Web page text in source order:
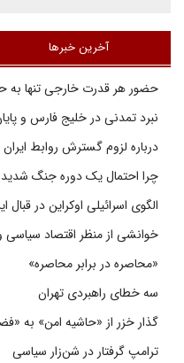
آخرین خبرها
حضور هر قدرت خارجی تنها به
نبرد تمدنی در خلیج فارس و
درباره لزوم گسترش روابط
چرا احتمال یک دوره جنگ شدید
الگوی اسرائیلی اوکراین در قبال
خوانشی از منظر اقتصاد سیاسی
«محاصره در برابر محاصره»
سه خطای راهبردی تهران
گذار خزر از «حاشیه امن» به
ترامپ گرفتار در شن‌زار سیاسی